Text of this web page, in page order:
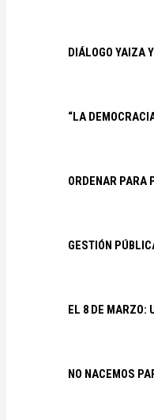
DIÁLOGO YAIZA
“LA
ORDENAR PARA
GESTIÓN
EL 8 DE MARZO:
NO NACEMOS